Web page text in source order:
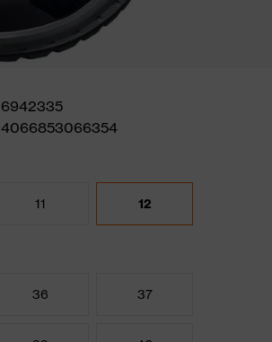
6942335
4066853066354
11 12
36 37